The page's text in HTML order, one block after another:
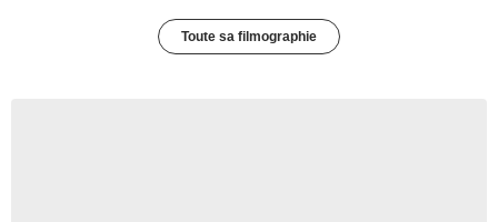
Toute sa filmographie